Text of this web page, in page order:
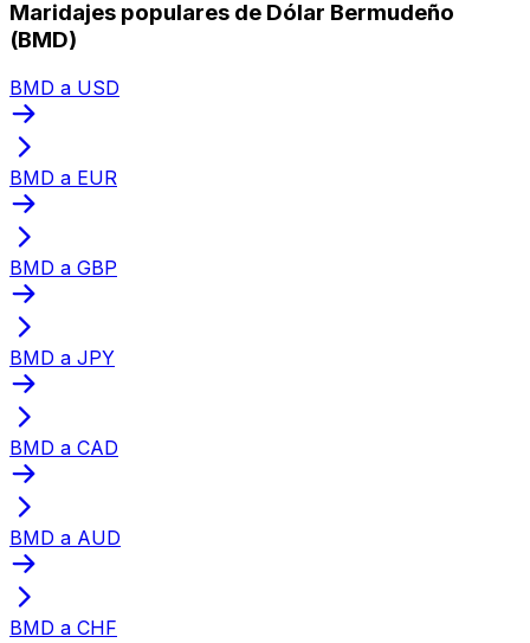
Maridajes populares de Dólar Bermudeño
(BMD)
BMD a USD
BMD a EUR
BMD a GBP
BMD a JPY
BMD a CAD
BMD a AUD
BMD a CHF